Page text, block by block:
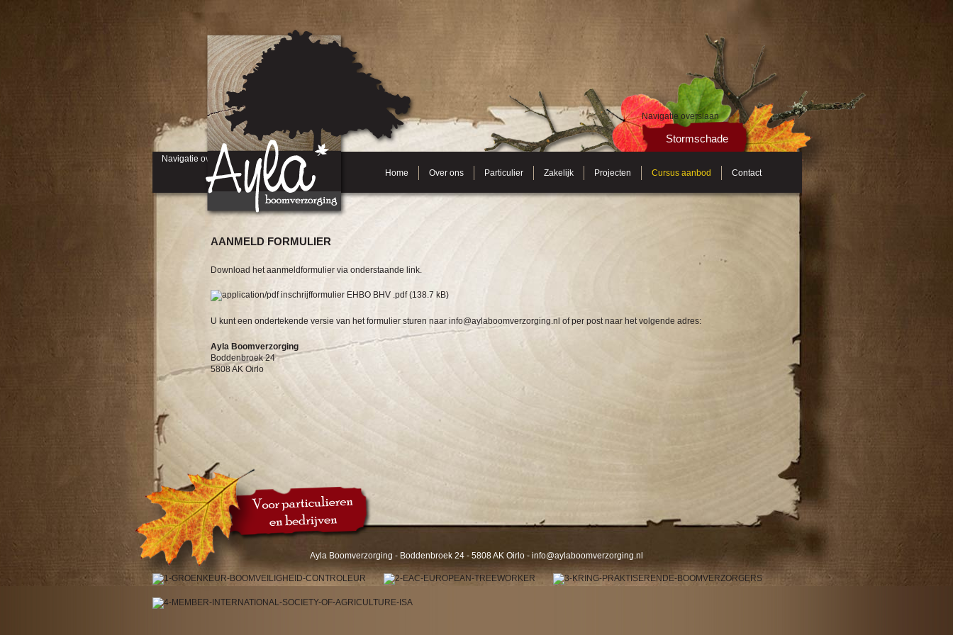
Navigatie overslaan
Stormschade
Navigatie overslaan
Home
Over ons Particulier Zakelijk Projecten Cursus aanbod Contact
AANMELD FORMULIER
Download het aanmeldformulier via onderstaande link.
inschrijfformulier EHBO BHV .pdf(138.7 kB)
U kunt een ondertekende versie van het formulier sturen naar info@aylaboomverzorging.nl of per post naar het volgende adres:
Ayla Boomverzorging
Boddenbroek 24
5808 AK Oirlo
Ayla Boomverzorging - Boddenbroek 24 - 5808 AK Oirlo - info@aylaboomverzorging.nl